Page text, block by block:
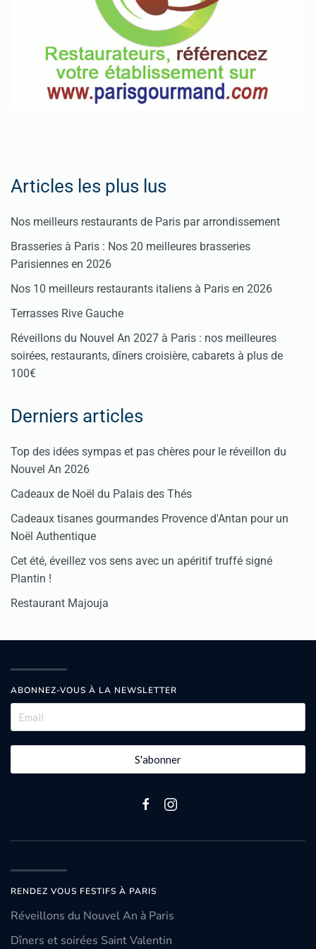
Articles les plus lus
Nos meilleurs restaurants de Paris par arrondissement
Brasseries à Paris : Nos 20 meilleures brasseries
Parisiennes en 2026
Nos 10 meilleurs restaurants italiens à Paris en 2026
Terrasses Rive Gauche
Réveillons du Nouvel An 2027 à Paris : nos meilleures
soirées, restaurants, dîners croisière, cabarets à plus de
100€
Derniers articles
Top des idées sympas et pas chères pour le réveillon du
Nouvel An 2026
Cadeaux de Noël du Palais des Thés
Cadeaux tisanes gourmandes Provence d'Antan pour un
Noël Authentique
Cet été, éveillez vos sens avec un apéritif truffé signé
Plantin !
Restaurant Majouja
ABONNEZ-VOUS À LA NEWSLETTER
S'abonner
RENDEZ VOUS FESTIFS À PARIS
Réveillons du Nouvel An à Paris
Dîners et soirées Saint Valentin